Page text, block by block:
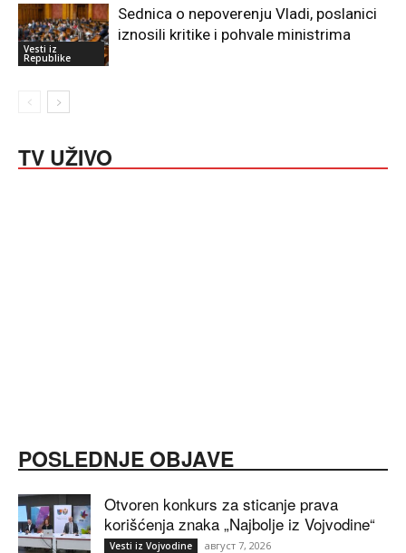
Vesti iz
Republike
Sednica o nepoverenju Vladi, poslanici
iznosili kritike i pohvale ministrima
TV UŽIVO
POSLEDNJE OBJAVE
Otvoren konkurs za sticanje prava
korišćenja znaka „Najbolje iz Vojvodine“
Vesti iz Vojvodine август 7, 2026